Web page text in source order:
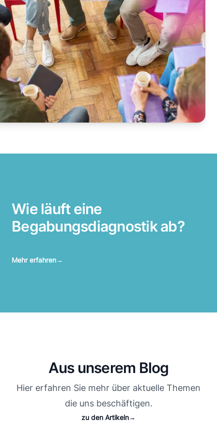
Wie läuft eine
Begabungsdiagnostik ab?
Mehr erfahren→
Aus unserem Blog
Hier erfahren Sie mehr über aktuelle Themen
die uns beschäftigen.
zu den Artikeln→